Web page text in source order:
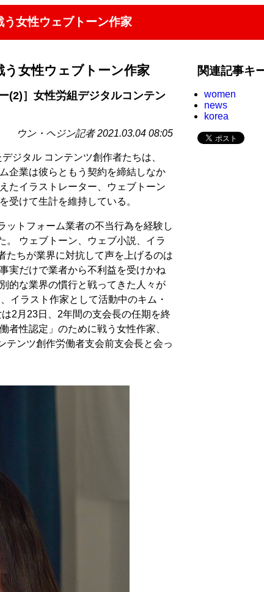
女性ウェブトーン作家
女性ウェブトーン作家
(2)］女性労組デジタルコンテン
ウン・ヘジン記者 2021.03.04 08:05
ジタル コンテンツ創作者たちは、
企業は彼らともう契約を締結しなか
たイラストレーター、ウェブトーン
受けて生計を維持している。
ットフォーム業者の不当行為を経験し
。 ウェブトーン、ウェブ小説、イラ
たちが業界に対抗して声を上げるのは
実だけで業者から不利益を受けかね
的な業界の慣行と戦ってきた人々が
イラスト作家として活動中のキム・
2月23日、2年間の支会長の任期を終
者性認定」のために戦う女性作家、
テンツ創作労働者支会前支会長と会っ
関連記事キ
women
news
korea